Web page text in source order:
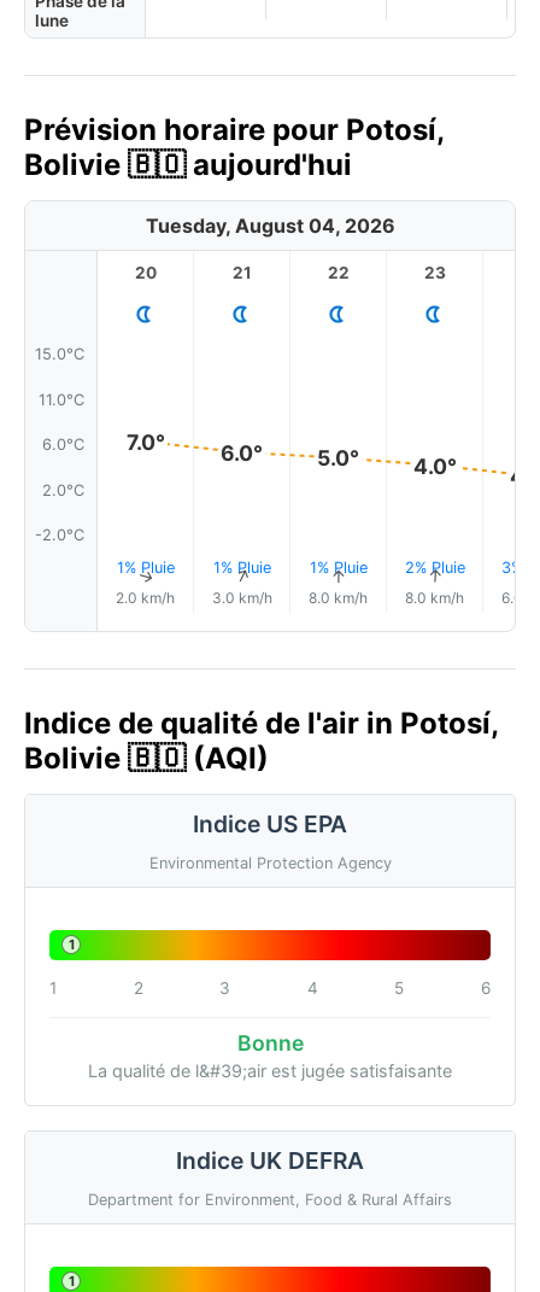
lune
Prévision horaire pour Potosí,
Bolivie 🇧🇴 aujourd'hui
Tuesday, August 04, 2026
15.0°C
11.0°C
6.0°C
2.0°C
-2.0°C
20
7.0°
1% Pluie
↑
2.0 km/h
21
6.0°
1% Pluie
↑
3.0 km/h
22
5.0°
1% Pluie
↑
8.0 km/h
23
4.0°
2% Pluie
↑
8.0 km/h
3%
6.0
Indice de qualité de l'air in Potosí,
Bolivie 🇧🇴 (AQI)
Indice US EPA
Environmental Protection Agency
1
1 2 3 4 5 6
Bonne
La qualité de l&#39;air est jugée satisfaisante
Indice UK DEFRA
Department for Environment, Food & Rural Affairs
1